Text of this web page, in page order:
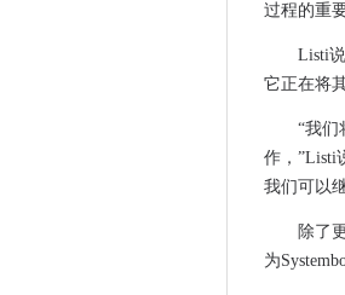
过程的重
Listi
它正在将
“我们
作，”Listi
我们可以
除了
为